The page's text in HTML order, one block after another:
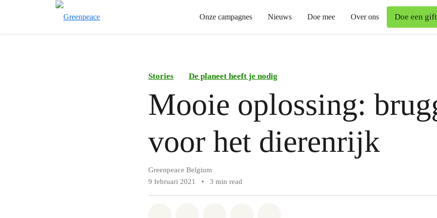
Onze campagnes Nieuws Doe mee Over ons Doe een gift
Stories De planeet heeft je nodig
Mooie oplossing:
voor het dierenrijk
Greenpeace Belgium
9 februari 2021
• 3 min read